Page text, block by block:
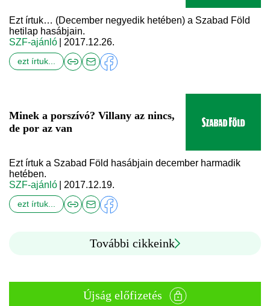
Ezt írtuk… (December negyedik hetében) a Szabad Föld
hetilap hasábjain.
SZF-ajánló
| 2017.12.26.
ezt írtuk...
Minek a porszívó? Villany az nincs,
de por az van
Ezt írtuk a Szabad Föld hasábjain december harmadik
hetében.
SZF-ajánló
| 2017.12.19.
ezt írtuk...
További cikkeink
Újság előfizetés